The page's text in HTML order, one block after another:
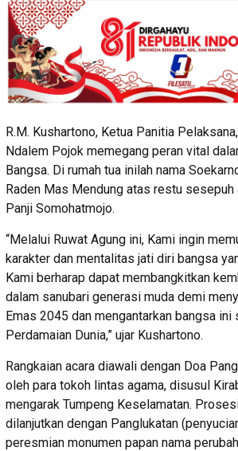
R.M. Kushartono, Ketua Panitia
Ndalem Pojok memegang peran vital
Bangsa. Di rumah tua inilah nama
Raden Mas Mendung atas restu sesepuh
Panji Somohatmojo.
“Melalui Ruwat Agung ini, Kami ingin
karakter dan mentalitas jati diri bangsa
Kami berharap dapat membangkitkan
dalam sanubari generasi muda demi
Emas 2045 dan mengantarkan bangsa ini
Perdamaian Dunia,” ujar Kushartono.
Rangkaian acara diawali dengan Doa
oleh para tokoh lintas agama, disusul
mengarak Tumpeng Keselamatan.
dilanjutkan dengan Panglukatan
peresmian monumen papan nama